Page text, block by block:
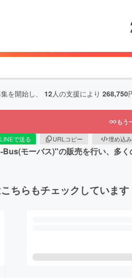
を開始し、 12人の支援により 268,750
もう
LINEで送る URLコピー 埋め込み
モーバス)"の販売を行い、多く
ちらもチェックしています